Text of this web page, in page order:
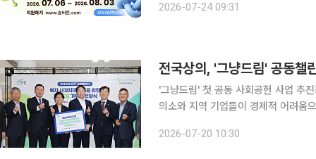
지방소멸극복 아이디어 솔버톤은 정
2026-07-24 09:31
전국상의, '그냥드림' 공동챌
'그냥드림' 첫 공동 사회공헌 사업 추진최태원
의소와 지역 기업들이 경제적 어려움
종합사회복지관 내 '그냥드림 온(溫)
2026-07-20 10:30